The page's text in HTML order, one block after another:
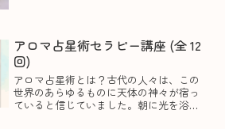
月価格：...
アロマ占星術セラピー講座 (全 12
回)
アロマ占星術とは？古代の人々は、この
世界のあらゆるものに天体の神々が宿っ
ていると信じていました。朝に光を浴